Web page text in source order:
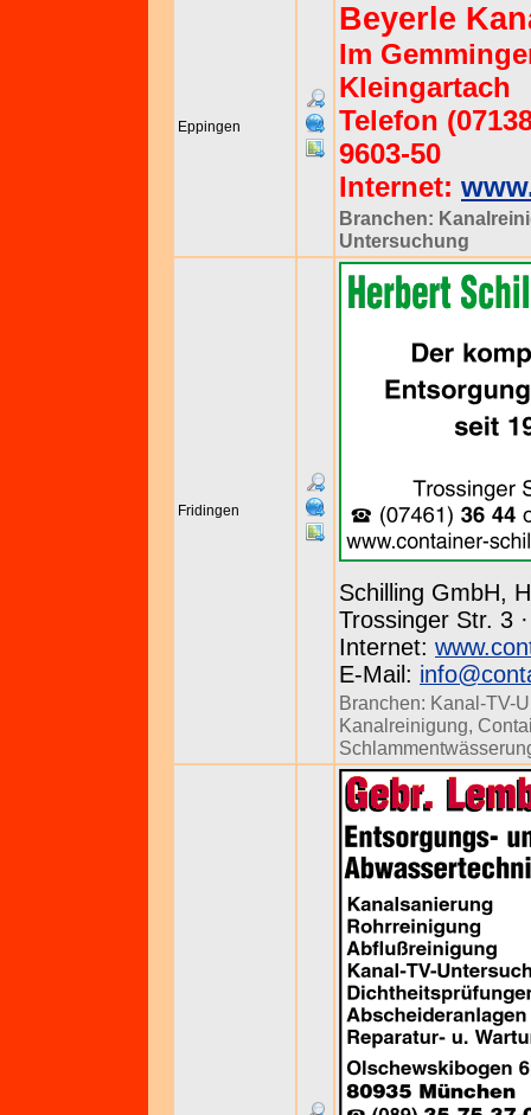
Eppingen
Beyerle
Im
Kleingartach
Telefon
9603-50
Internet:
Branchen:
Untersuchung
Fridingen
Schilling GmbH,
Trossinger Str. 3
Internet:
E-Mail:
Branchen: Kanal-TV-
Kanalreinigung,